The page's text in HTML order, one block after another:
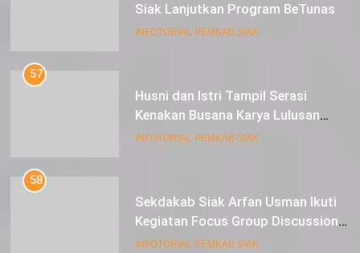
Siak Lanjutkan Program BeTunas
INFOTORIAL PEMKAB SIAK
57
Husni dan Istri Tampil Serasi
Kenakan Busana Karya Lulusan
SMK Pariwisata Siak, di Lancang
INFOTORIAL PEMKAB SIAK
58
Sekdakab Siak Arfan Usman Ikuti
Kegiatan Focus Group Discussion
Tentang Kebijakan Penganggaran
INFOTORIAL PEMKAB SIAK